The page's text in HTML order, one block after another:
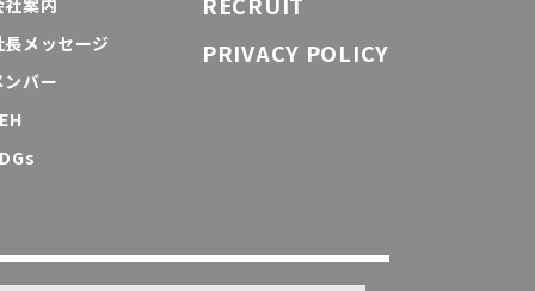
社案内
長メッセージ
ンバー
PRIVACY POLICY